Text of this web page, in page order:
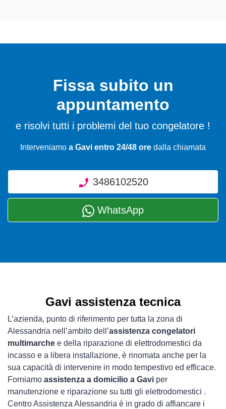
Fissa subito un
appuntamento
e risolvi tutti i problemi del tuo congelatore !
Interveniamo a Gavi entro 24/48 ore dalla chiamata
3486102520
WhatsApp
Gavi assistenza tecnica
L’azienda, punto di riferimento per tutta la zona di
Alessandria nell’ambito dell’assistenza congelatori
multimarche e della riparazione di elettrodomestici da
incasso e a libera installazione, è rinomata anche per la
sua capacità di intervenire in modo tempestivo ed efficace.
Forniamo assistenza a domicilio a Gavi per
manutenzione e riparazione su tutti gli elettrodomestici .
Centro Assistenza Alessandria è in grado di affiancare i